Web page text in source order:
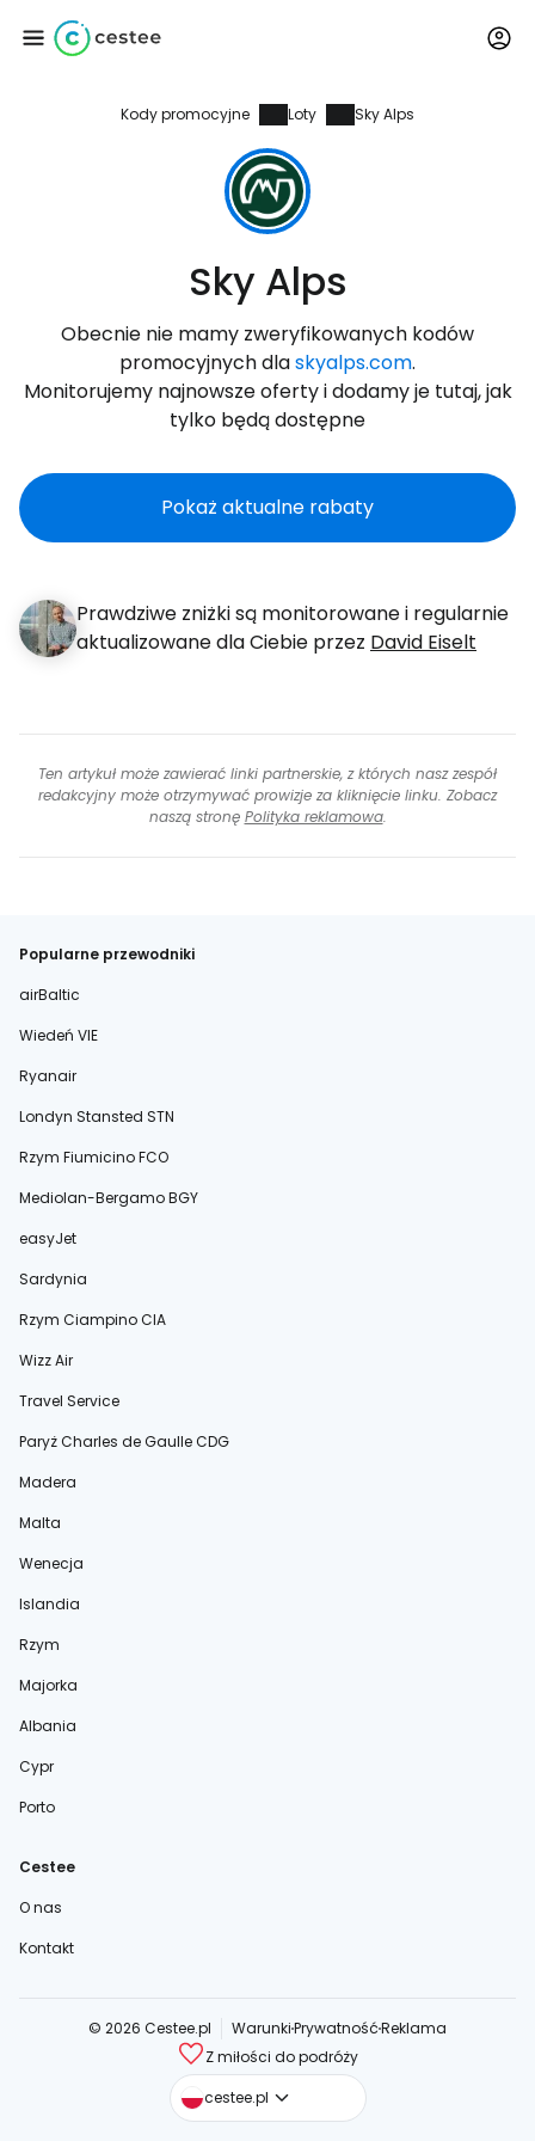
Kody promocyjne Loty Sky Alps
Sky Alps
Obecnie nie mamy zweryfikowanych kodów
promocyjnych dlaskyalps.com.
Monitorujemy najnowsze oferty i dodamy je tutaj, jak
tylko będą dostępne
Pokaż aktualne rabaty
Prawdziwe zniżki są monitorowane i regularnie
aktualizowane dla Ciebie przez David Eiselt
Ten artykuł może zawierać linki partnerskie, z których nasz zespół
redakcyjny może otrzymywać prowizje za kliknięcie linku. Zobacz
naszą stronę Polityka reklamowa.
Popularne przewodniki
airBaltic
Wiedeń VIE
Ryanair
Londyn Stansted STN
Rzym Fiumicino FCO
Mediolan-Bergamo BGY
easyJet
Sardynia
Rzym Ciampino CIA
Wizz Air
Travel Service
Paryż Charles de Gaulle CDG
Madera
Malta
Wenecja
Islandia
Rzym
Majorka
Albania
Cypr
Porto
Cestee
O nas
Kontakt
© 2026 Cestee.pl WarunkiPrywatnośćReklama
Z miłości do podróży
cestee.pl
cestee.com
cestee.sk
Zaloguj się do
... światowej społeczności podróżniczej
Kontynuuj z Google
Kontynuuj z Facebookiem
Kontynuuj z e-mailem